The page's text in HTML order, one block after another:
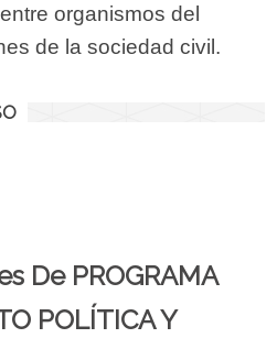
organismos del
de la sociedad civil.
De PROGRAMA
POLÍTICA Y